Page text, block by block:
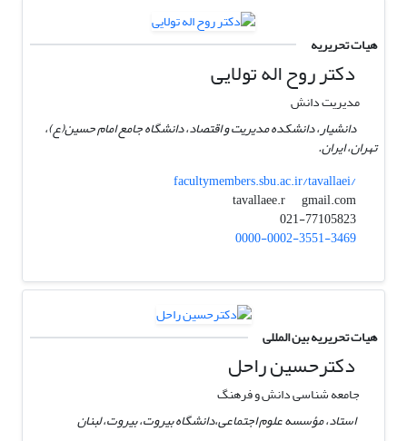
هیات تحریریه
دکتر روح اله تولایی
مدیریت دانش
دانشیار، دانشکده مدیریت و اقتصاد، دانشگاه جامع امام حسین(ع)،
تهران، ایران.
facultymembers.sbu.ac.ir/tavallaei/
tavallaee.r
gmail.com
021-77105823
0000-0002-3551-3469
هیات تحریریه بین المللی
دکترحسین راحل
جامعه شناسی دانش و فرهنگ
استاد، مؤسسه علوم اجتماعی،دانشگاه بیروت، بیروت، لبنان